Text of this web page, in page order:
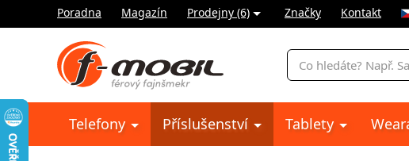
Poradna Magazín Prodejny (6) Značky Kontakt
Vyhledávání
Telefony Příslušenství Tablety